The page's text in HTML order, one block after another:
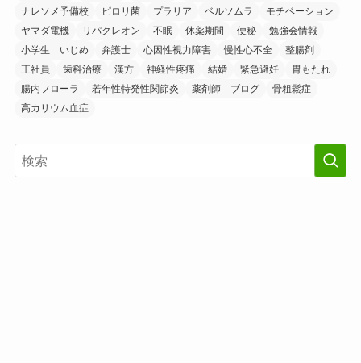
ナレソメ予備校
ピロリ菌 プラリア ベルソムラ
モチベーション
ヤマダ電機
リパクレオン 不眠 休薬期間 便秘
勉強会情報
小学生 いじめ
弁護士 心因性視力障害 慢性心不全
整腸剤
正社員
歯科治療 漢方 神経性疼痛 結婚 緊急避妊
胃もたれ
腸内フローラ
若年性特発性関節炎 薬剤師 ブログ
骨粗鬆症
高カリウム血症